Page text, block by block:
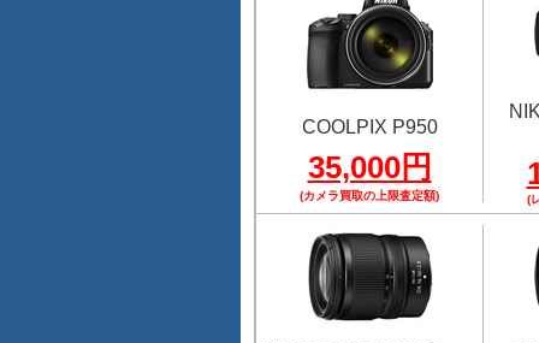
COOLPIX P950
35,000円
(カメラ買取の上限査定額) (